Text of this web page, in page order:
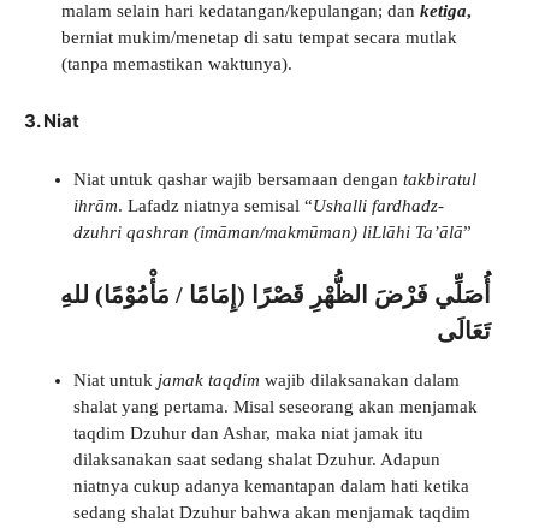
malam selain hari kedatangan/kepulangan; dan ketiga,
berniat mukim/menetap di satu tempat secara mutlak
(tanpa memastikan waktunya).
3. Niat
Niat untuk qashar wajib bersamaan dengan takbiratul
ihrām. Lafadz niatnya semisal “Ushalli fardhadz-
dzuhri qashran (imāman/makmūman) liLlāhi Ta’ālā”
أُصَلِّي فَرْضَ الظُّهْرِ قَصْرًا (إِمَامًا / مَأْمُوْمًا) للهِ
تَعَالَى
Niat untuk jamak taqdim wajib dilaksanakan dalam
shalat yang pertama. Misal seseorang akan menjamak
taqdim Dzuhur dan Ashar, maka niat jamak itu
dilaksanakan saat sedang shalat Dzuhur. Adapun
niatnya cukup adanya kemantapan dalam hati ketika
sedang shalat Dzuhur bahwa akan menjamak taqdim